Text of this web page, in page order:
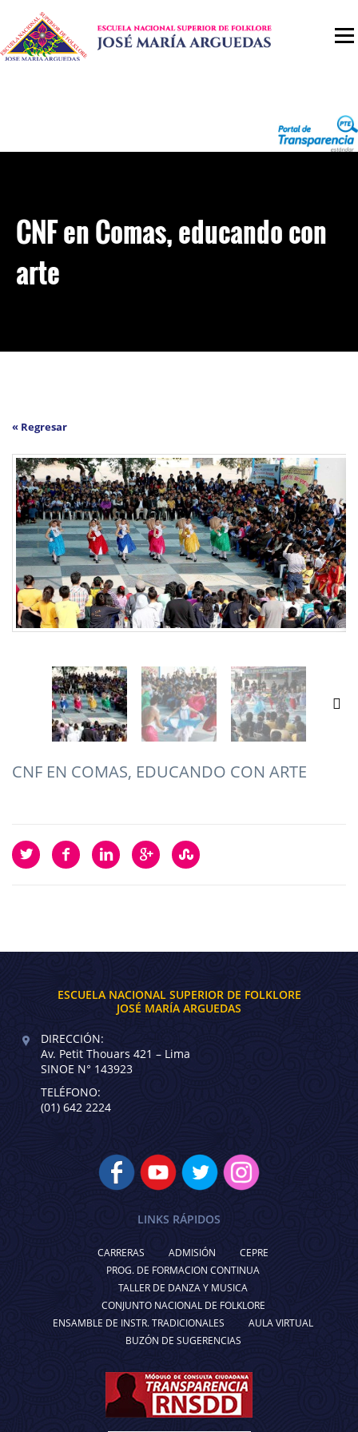
CNF en Comas, educando con
arte
« Regresar
CNF EN COMAS, EDUCANDO CON ARTE
ESCUELA NACIONAL SUPERIOR DE FOLKLORE
JOSÉ MARÍA ARGUEDAS
DIRECCIÓN:
Av. Petit Thouars 421 – Lima
SINOE N° 143923
TELÉFONO:
(01) 642 2224
LINKS RÁPIDOS
CARRERAS ADMISIÓN
CEPRE
PROG. DE FORMACION CONTINUA
TALLER DE DANZA Y MUSICA
CONJUNTO NACIONAL DE FOLKLORE
ENSAMBLE DE INSTR. TRADICIONALES
AULA VIRTUAL
BUZÓN DE SUGERENCIAS